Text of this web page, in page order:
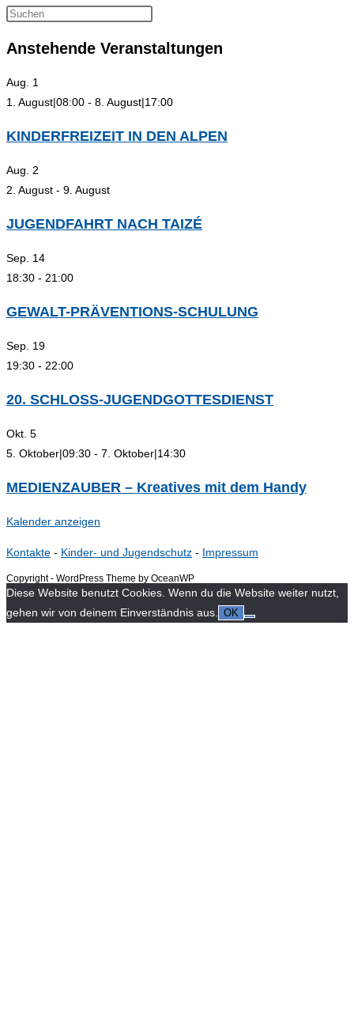
to
panel.
Anstehende Veranstaltungen
Aug. 1
1. August|08:00 - 8. August|17:00
KINDERFREIZEIT IN DEN ALPEN
Aug. 2
2. August - 9. August
JUGENDFAHRT NACH TAIZÉ
Sep. 14
18:30 - 21:00
GEWALT-PRÄVENTIONS-SCHULUNG
Sep. 19
19:30 - 22:00
20. SCHLOSS-JUGENDGOTTESDIENST
Okt. 5
5. Oktober|09:30 - 7. Oktober|14:30
MEDIENZAUBER – Kreatives mit dem Handy
Kalender anzeigen
Kontakte - Kinder- und Jugendschutz - Impressum
Copyright - WordPress Theme by OceanWP
Diese Website benutzt Cookies. Wenn du die Website weiter nutzt,
gehen wir von deinem Einverständnis aus.
OK